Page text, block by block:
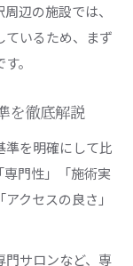
スピード
の見直し
辺の施設では、
ているため、まず
。
を徹底解説
準を明確にして比
門性」「施術実
クセスの良さ」
門サロンなど、専